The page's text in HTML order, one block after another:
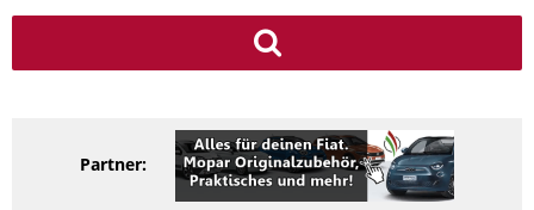
Partner: